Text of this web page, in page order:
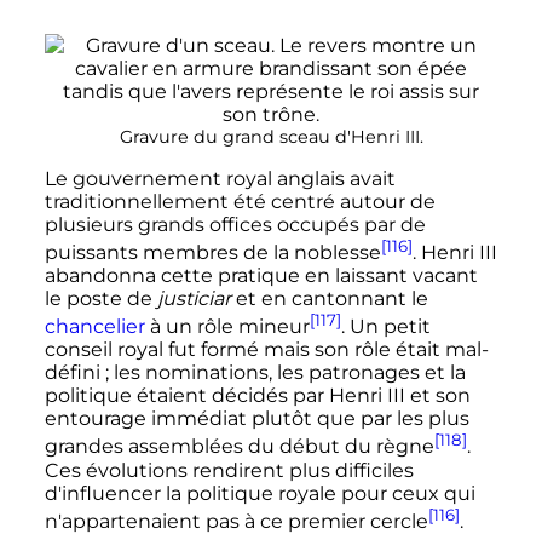
Gravure du grand sceau d'Henri III.
Le gouvernement royal anglais avait
traditionnellement été centré autour de
plusieurs grands offices occupés par de
puissants membres de la noblesse[116]. Henri III
abandonna cette pratique en laissant vacant
le poste de justiciaret en cantonnant le
chancelierà un rôle mineur[117]. Un petit
conseil royal fut formé mais son rôle était mal-
défini ; les nominations, les patronages et la
politique étaient décidés par Henri III et son
entourage immédiat plutôt que par les plus
grandes assemblées du début du règne[118].
Ces évolutions rendirent plus difficiles
d'influencer la politique royale pour ceux qui
n'appartenaient pas à ce premier cercle[116].